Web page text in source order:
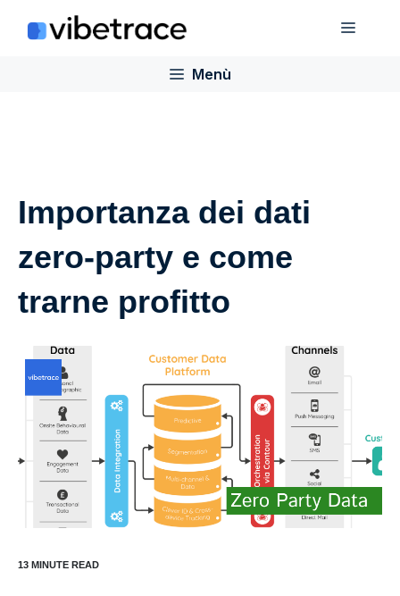
Menù
Menù
Importanza dei dati
zero-party e come
trarne profitto